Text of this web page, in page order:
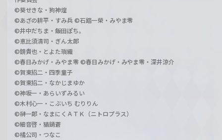
©葵せきな・狗神煌
©あざの耕平・すみ兵 ©石踏一榮・みやま零
©井中だちま・飯田ぽち。
©恵比須清司・ぎん太郎
©鏡貴也・とよた瑣織
©春日みかげ・みやま零 ©春日みかげ・みやま零・深井涼介
©賀東招二・四季童子
©賀東招二・なかじまゆか
©神坂一・あらいずみるい
©木村心一・こぶいち むりりん
©榊一郎・なまにくＡＴＫ（ニトロプラス）
©細音啓・猫鍋蒼
©橘公司・つなこ